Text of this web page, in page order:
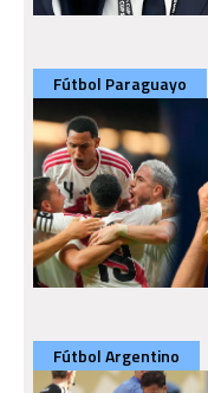
Fútbol Paraguayo
Fútbol Argentino